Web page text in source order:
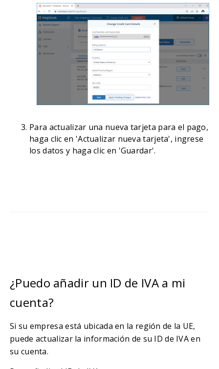
Para actualizar una nueva tarjeta para el pago,
haga clic en 'Actualizar nueva tarjeta', ingrese
los datos y haga clic en 'Guardar'.
¿Puedo añadir un ID de IVA a mi
cuenta?
Si su empresa está ubicada en la región de la UE,
puede actualizar la información de su ID de IVA en
su cuenta.